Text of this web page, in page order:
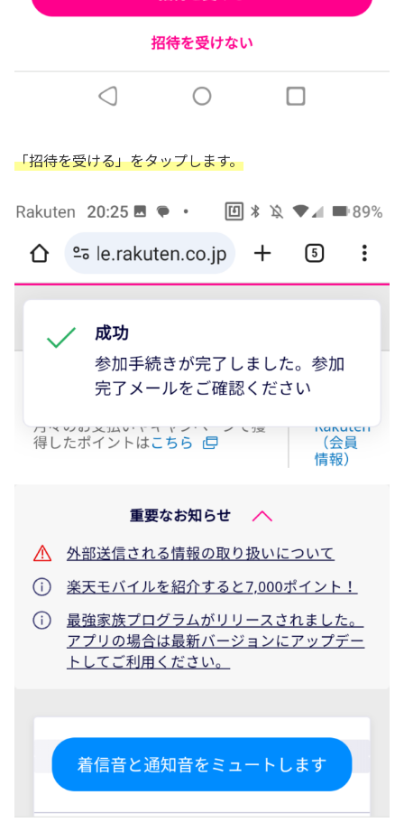
「招待を受ける」をタップします。